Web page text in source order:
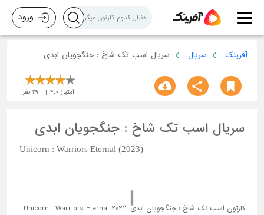
ورود
آفرینک سریال سریال اسب تک شاخ : جنگجویان ابدی
امتیاز 4.0
29 نفر
سریال اسب تک شاخ : جنگجویان ابدی
Unicorn : Warriors Eternal (2023)
کارتون اسب تک شاخ : جنگجویان ابدی Unicorn : Warriors Eternal 2023